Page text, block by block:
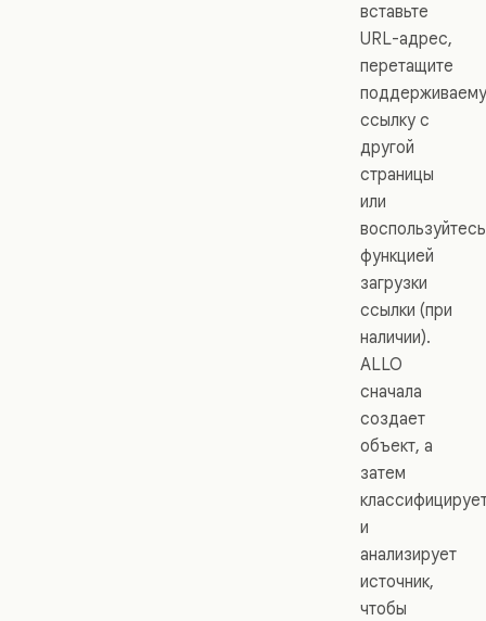
вставьте
URL-адрес,
перетащите
ссылку с
другой
страницы
или
воспользуйтесь
функцией
загрузки
ссылки (при
наличии).
ALLO
сначала
создает
объект, а
затем
и
анализирует
источник,
чтобы